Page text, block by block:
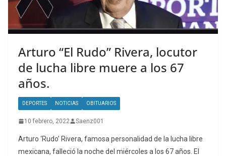
Arturo “El Rudo” Rivera, locutor
de lucha libre muere a los 67
años.
DEPORTES NOTICIAS OBITUARIOS
10 febrero, 2022 Saenz001
Arturo ‘Rudo’ Rivera, famosa personalidad de la lucha libre
mexicana, falleció la noche del miércoles a los 67 años. El